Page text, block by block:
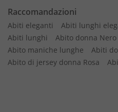
Raccomandazioni
Abiti eleganti Abiti lunghi
Abiti lunghi
Abito donna Nero
Abito maniche lunghe
Abiti
Abito di jersey donna Rosa